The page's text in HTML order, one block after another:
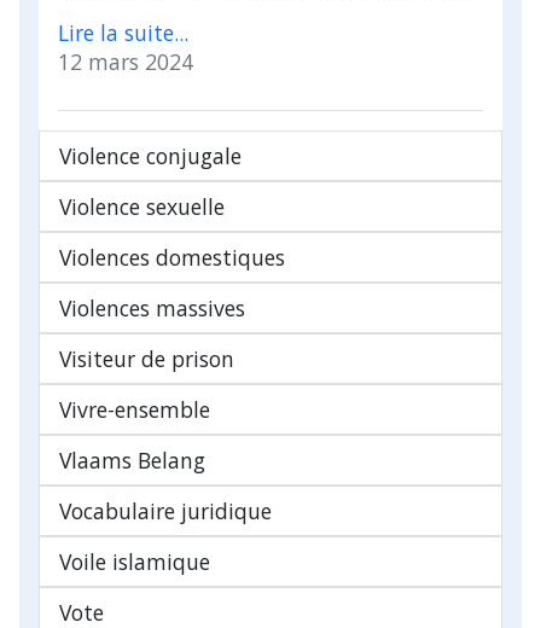
Lire la suite...
12 mars 2024
Violence conjugale
Violence sexuelle
Violences domestiques
Violences massives
Visiteur de prison
Vivre-ensemble
Vlaams Belang
Vocabulaire juridique
Voile islamique
Vote